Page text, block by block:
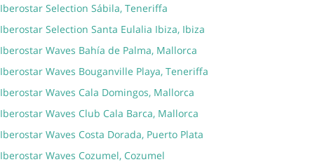
Iberostar Selection Sábila, Teneriffa
Iberostar Selection Santa Eulalia Ibiza, Ibiza
Iberostar Waves Bahía de Palma, Mallorca
Iberostar Waves Bouganville Playa, Teneriffa
Iberostar Waves Cala Domingos, Mallorca
Iberostar Waves Club Cala Barca, Mallorca
Iberostar Waves Costa Dorada, Puerto Plata
Iberostar Waves Cozumel, Cozumel